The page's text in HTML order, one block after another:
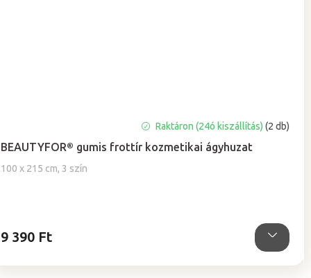
BEAUTYFOR® gumis frottír kozmetikai ágyhuzat
100 x 215 cm, 3 szín
átlagos
értékelése
Raktáron (24ó kiszállítás)(2 db)
9 390 Ft